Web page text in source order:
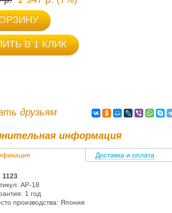
В 1 КЛИК
друзьям
информация
Доставка и оплата
1123
AP-18
1 год
производства: Япония